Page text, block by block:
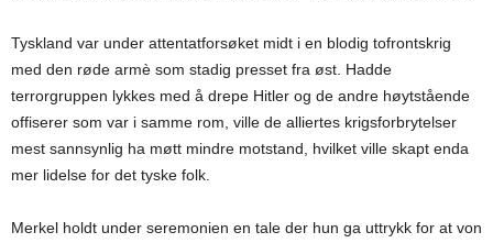
Tyskland var under attentatforsøket midt i en blodig tofrontskrig
med den røde armè som stadig presset fra øst. Hadde
terrorgruppen lykkes med å drepe Hitler og de andre høytstående
offiserer som var i samme rom, ville de alliertes krigsforbrytelser
mest sannsynlig ha møtt mindre motstand, hvilket ville skapt enda
mer lidelse for det tyske folk.
Merkel holdt under seremonien en tale der hun ga uttrykk for at von